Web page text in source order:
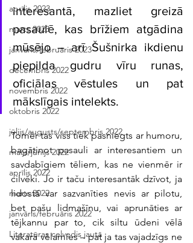
aprīlis 2023
marts 2023
janvāris/februāris 2023
decembris 2022
novembris 2022
oktobris 2022
jūlijs/augusts/septembris 2022
maijs/jūnijs 2022
aprīlis 2022
marts 2022
janvāris/februāris 2022
Literatūras ceļvedis jautā
interesantā, mazliet greizā
pasaulē, kas brīžiem atgādina
mūsējo – arī Šušnirka ikdienu
piepilda gudru vīru runas,
oficiālas vēstules un pat
mākslīgais intelekts.
Tomēr tas viss tiek pasniegts ar humoru,
bagātinot pasauli ar interesantiem un
savdabīgiem tēliem, kas ne vienmēr ir
cilvēki. Jo ir taču interesantāk dzīvot, ja
lidostā var sazvanīties nevis ar pilotu,
bet pašu lidmašīnu, vai aprunāties ar
tējkannu par to, cik siltu ūdeni vēlā
vakarā vēlamies – pat ja tas vajadzīgs ne